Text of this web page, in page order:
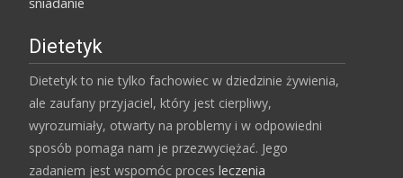
Dietetyk
Dietetyk to nie tylko fachowiec w dziedzinie żywienia,
ale zaufany przyjaciel, który jest cierpliwy,
wyrozumiały, otwarty na problemy i w odpowiedni
sposób pomaga nam je przezwyciężać. Jego
zadaniem jest wspomóc proces leczenia